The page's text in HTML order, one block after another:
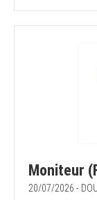
Moniteur
20/07/2026 -